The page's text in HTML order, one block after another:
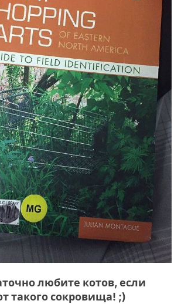
любите котов, если
такого сокровища! ;)